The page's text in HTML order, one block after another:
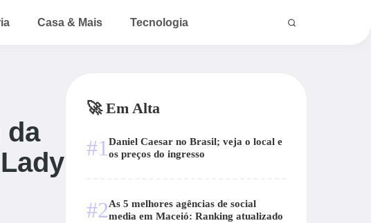
Casa & Mais Tecnologia
da
🚀 Em Alta
#1 Daniel Caesar no Brasil; veja o local e
os preços do ingresso
#2As 5 melhores agências de social
media em Maceió: Ranking atualizado